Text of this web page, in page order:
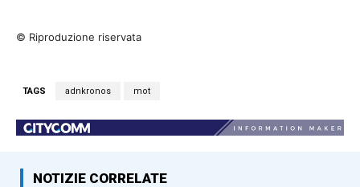
© Riproduzione riservata
TAGS adnkronos mot
NOTIZIE CORRELATE